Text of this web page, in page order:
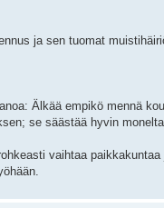
ja sen tuomat
Älkää empikö mennä
se säästää hyvin
vaihtaa